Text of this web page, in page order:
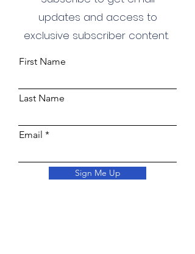
updates and access to
exclusive subscriber content.
First Name
Last Name
Email
Sign Me Up